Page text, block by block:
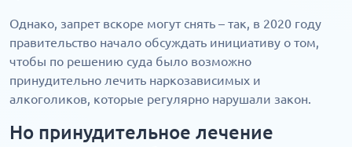
Однако, запрет вскоре могут снять – так, в 2020 году
правительство начало обсуждать инициативу о том,
чтобы по решению суда было возможно
принудительно лечить наркозависимых и
алкоголиков, которые регулярно нарушали закон.
Но принудительное лечение